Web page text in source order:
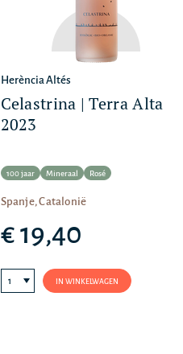
Herència Altés
Celastrina | Terra Alta
2023
100 jaar Mineraal Rosé
Spanje, Catalonië
€ 19,40
IN WINKELWAGEN